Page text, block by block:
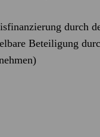
durch
Beteiligung